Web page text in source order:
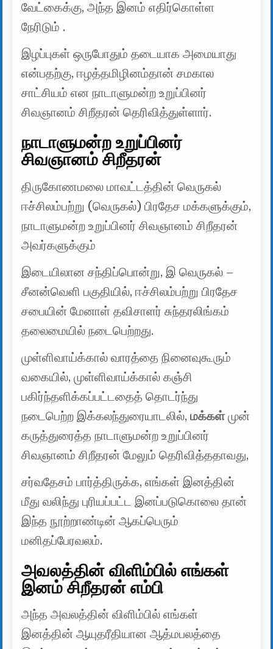
வேட்கைக்கு, அந்த இனம் எதிர்கொள்ள
நேரிடும் .
இழப்புகள் ஒருபோதும் தடையாக அமையாது
என்பதற்கு, ஈழத்தமிழினம்தான் சமகால
சாட்சியம் என நாடாளுமன்ற உறுப்பினர்
சிவஞானம் சிறீதரன் தெரிவித்துள்ளார்.
நாடாளுமன்ற உறுப்பினர்
சிவஞானம் சிறீதரன்
திருகோணமலை மாவட்டத்தின் வெருகல்
ஈச்சிலம்பற்று (வெருகல்) பிரதேச மக்களுக்கும்,
நாடாளுமன்ற உறுப்பினர் சிவஞானம் சிறீதரன்
அவர்களுக்கும்
இடையிலான சந்திப்பொன்று, இ வெருகல் –
சீனன்வெளி பகுதியில், ஈச்சிலம்பற்று பிரதேச
சபையின் மேனாள் தவிசாளர் சுந்தரலிங்கம்
தலைமையில் நடைபெற்றது.
முள்ளிவாய்க்கால் வாரத்தை நினைவுகூரும்
வகையில், முள்ளிவாய்க்கால் கஞ்சி
பகிர்ந்தளிக்கப்பட்டதைத் தொடர்ந்து
நடைபெற்ற இக்கலந்துரையாடலில்,மக்கள்முன்
கருத்துரைத்த நாடாளுமன்ற உறுப்பினர்
சிவஞானம் சிறீதரன் மேலும் தெரிவித்ததாவது,
சர்வதேசம் பார்த்திருக்க, எங்கள் இனத்தின்
மீது வலிந்து புரியப்பட்ட இனப்படுகொலை தான்
இந்த நூற்றாண்டின் ஆகப்பெரும்
மனிதப்பேரவலம்.
அவலத்தின் விளிம்பில் எங்கள்
இனம் சிறீதரன் எம்பி
அந்த அவலத்தின் விளிம்பில் எங்கள்
இனத்தின் ஆயுதரீதியான ஆத்மபலத்தை